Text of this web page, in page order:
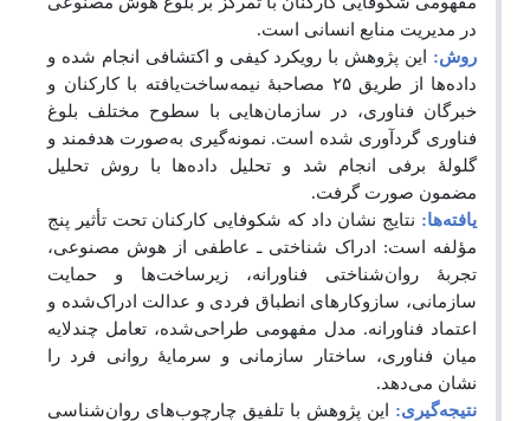
در مدیریت منابع انسانی است.
روش:
این پژوهش با رویکرد کیفی و اکتشافی انجام شده و
داده‌ها از طریق ۲۵ مصاحبۀ نیمه‌ساخت‌یافته با کارکنان و
خبرگان فناوری، در سازمان‌هایی با سطوح مختلف بلوغ
فناوری گردآوری شده است. نمونه‌گیری به‌صورت هدفمند و
گلولۀ برفی انجام شد و تحلیل داده‌ها با روش تحلیل
مضمون صورت گرفت.
یافته‌ها: نتایج نشان داد که شکوفایی کارکنان تحت تأثیر پنج
مؤلفه است: ادراک شناختی ـ عاطفی از هوش مصنوعی،
تجربۀ روان‌شناختی فناورانه، زیرساخت‌ها و حمایت
سازمانی، سازوکارهای انطباق فردی و عدالت ادراک‌شده و
اعتماد فناورانه. مدل مفهومی طراحی‌شده، تعامل چندلایه
میان فناوری، ساختار سازمانی و سرمایۀ روانی فرد را
نشان می‌دهد.
نتیجه‌گیری:
این پژوهش با تلفیق چارچوب‌های روان‌شناسی